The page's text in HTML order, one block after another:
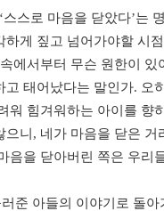
스스로 마음을 닫았다’는
하게 짚고 넘어가야할 시
에서부터 무슨 원한이 있
고 태어났다는 말인가. 오
워 힘겨워하는 아이를 향
으니, 네가 마음을 닫은 거
음을 닫아버린 쪽은 우리
러준 아들의 이야기로 돌